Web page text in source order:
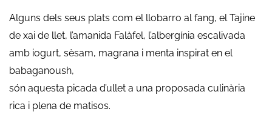
Alguns dels seus plats com el llobarro al fang, el Tajine
de xai de llet, l’amanida Falàfel, l’albergínia escalivada
amb iogurt, sèsam, magrana i menta inspirat en el
babaganoush,
són aquesta picada d’ullet a una proposada culinària
rica i plena de matisos.